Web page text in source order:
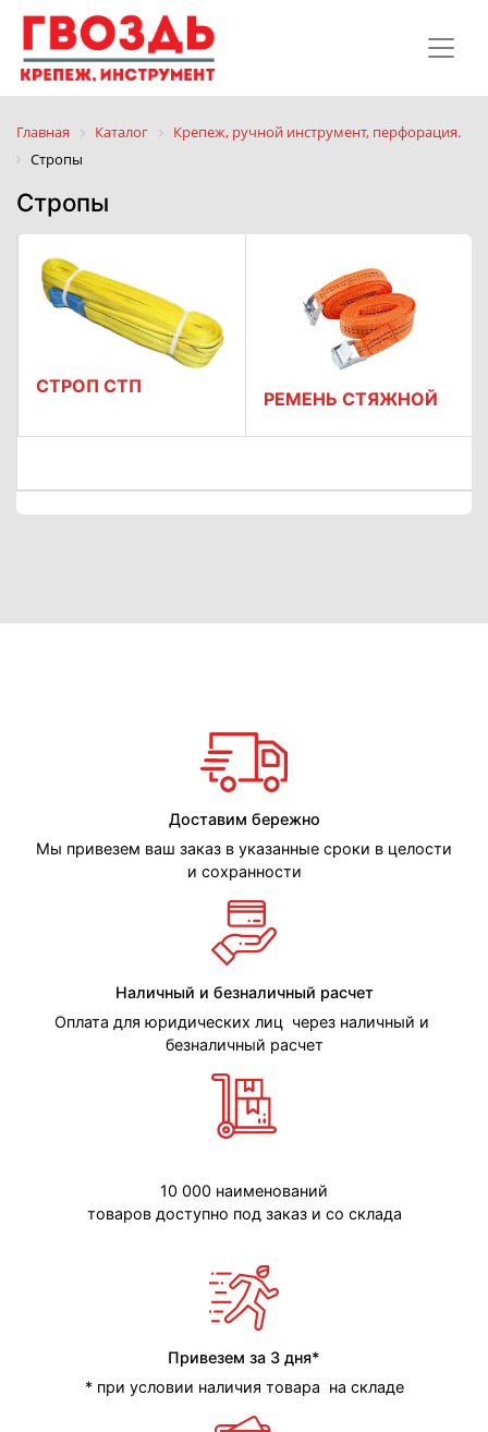
Главная Каталог
Крепеж, ручной инструмент, перфорация.
Стропы
Стропы
СТРОП СТП
РЕМЕНЬ СТЯЖНОЙ
Доставим бережно
Мы привезем ваш заказ в указанные сроки в целости
и сохранности
Наличный и безналичный расчет
Оплата для юридических лиц через наличный и
безналичный расчет
10 000 наименований
товаров доступно под заказ и со склада
Привезем за 3 дня*
* при условии наличия товара на складе